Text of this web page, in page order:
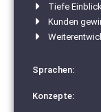
Tiefe
Kunden
Sprachen:
Konzepte: